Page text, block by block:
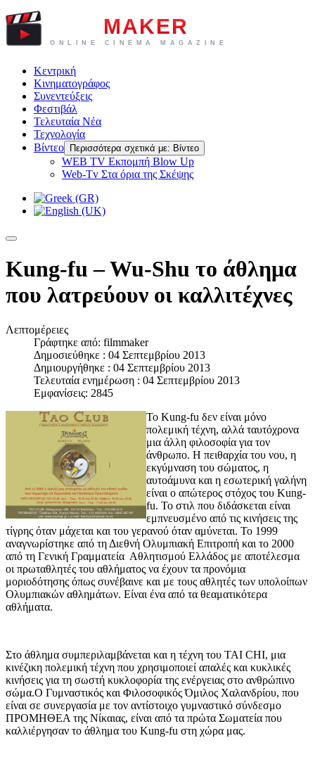
Κεντρική
Κινηματογράφος
Συνεντεύξεις
Φεστιβάλ
Τελευταία Νέα
Τεχνολογία
Βίντεο
Περισσότερα σχετικά με: Βίντεο
WEB TV Eκπομπή Blow Up
Web-Tv Στα όρια της Σκέψης
Kung-fu – Wu-Shu το άθλημα
που λατρεύουν οι καλλιτέχνες
Λεπτομέρειες
Γράφτηκε από: filmmaker
Δημοσιεύθηκε : 04 Σεπτεμβρίου 2013
Δημιουργήθηκε : 04 Σεπτεμβρίου 2013
Τελευταία ενημέρωση : 04 Σεπτεμβρίου 2013
Εμφανίσεις: 2845
To Kung-fu δεν είναι μόνο
πολεμική τέχνη, αλλά ταυτόχρονα
μια άλλη φιλοσοφία για τον
άνθρωπο. Η πειθαρχία του νου, η
εκγύμναση του σώματος, η
αυτοάμυνα και η εσωτερική γαλήνη
είναι ο απώτερος στόχος του Kung-
fu. Το στιλ που διδάσκεται είναι
εμπνευσμένο από τις κινήσεις της
τίγρης όταν μάχεται και του γερανού όταν αμύνεται. Το 1999
αναγνωρίστηκε από τη Διεθνή Ολυμπιακή Επιτροπή και το 2000
από τη Γενική Γραμματεία Αθλητισμού Ελλάδος με αποτέλεσμα
οι πρωταθλητές του αθλήματος να έχουν τα προνόμια
μοριοδότησης όπως συνέβαινε και με τους αθλητές των υπολοίπων
Ολυμπιακών αθλημάτων. Είναι ένα από τα θεαματικότερα
αθλήματα.
Στο άθλημα συμπεριλαμβάνεται και η τέχνη του TAI CHI, μια
κινέζικη πολεμική τέχνη που χρησιμοποιεί απαλές και κυκλικές
κινήσεις για τη σωστή κυκλοφορία της ενέργειας στο ανθρώπινο
σώμα.Ο Γυμναστικός και Φιλοσοφικός Όμιλος Χαλανδρίου, που
είναι σε συνεργασία με τον αντίστοιχο γυμναστικό σύνδεσμο
ΠΡΟΜΗΘΕΑ της Νίκαιας, είναι από τα πρώτα Σωματεία που
καλλιέργησαν το άθλημα του Kung-fu στη χώρα μας.